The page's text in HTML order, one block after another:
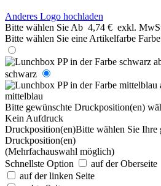
Anderes Logo hochladen
Bitte wählen Sie Ab 4,74 € exkl.
Bitte wählen Sie eine Artikelfarbe
schwarz
mittelblau
Bitte gewünschte Druckposition(en)
Kein Aufdruck
Druckposition(en)Bitte wählen Sie Ihre
Druckposition(en)
(Mehrfachauswahl möglich)
Schnellste Option
auf der Oberseite
auf der linken Seite